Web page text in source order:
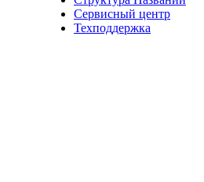
Сервисный центр
Техподдержка